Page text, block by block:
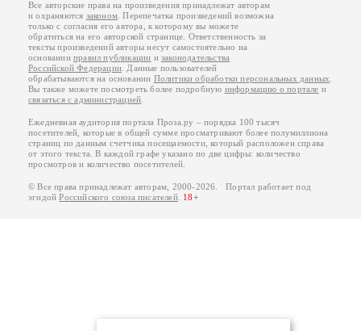
Все авторские права на произведения принадлежат авторам
и охраняются законом . Перепечатка произведений возможна
только с согласия его автора, к которому вы можете
обратиться на его авторской странице. Ответственность за
тексты произведений авторы несут самостоятельно на
основанииправил публикации изаконодательства
Российской Федерации . Данные пользователей
обрабатываются на основании Политики обработки персональных данных
Вы также можете посмотреть более подробную информацию о портале и
связаться с администрацией
Ежедневная аудитория портала Проза.ру – порядка 100 тысяч
посетителей, которые в общей сумме просматривают более полумиллиона
страниц по данным счетчика посещаемости, который расположен справа
от этого текста. В каждой графе указано по две цифры: количество
просмотров и количество посетителей.
© Все права принадлежат авторам, 2000-2026. Портал работает под
эгидойРоссийского союза писателей. 18+